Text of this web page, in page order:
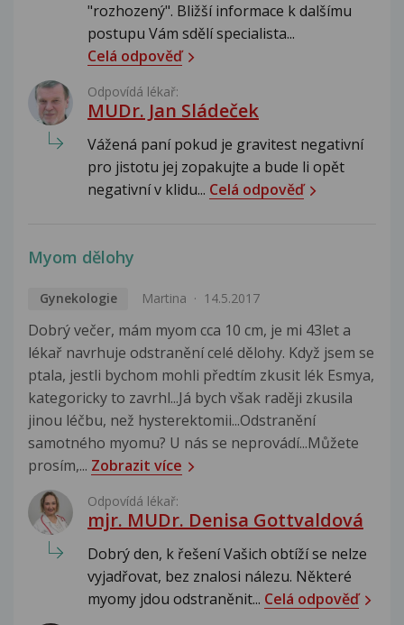
"rozhozený". Bližší informace k dalšímu
postupu Vám sdělí specialista...
Celá odpověď
Odpovídá lékař:
MUDr. Jan Sládeček
Vážená paní pokud je gravitest negativní
pro jistotu jej zopakujte a bude li opět
negativní v klidu... Celá odpověď
Myom dělohy
Gynekologie Martina 14.5.2017
Dobrý večer, mám myom cca 10 cm, je mi 43let a
lékař navrhuje odstranění celé dělohy. Když jsem se
ptala, jestli bychom mohli předtím zkusit lék Esmya,
kategoricky to zavrhl...Já bych však raději zkusila
jinou léčbu, než hysterektomii...Odstranění
samotného myomu? U nás se neprovádí...Můžete
prosím,... Zobrazit více
Odpovídá lékař:
mjr. MUDr. Denisa Gottvaldová
Dobrý den, k řešení Vašich obtíží se nelze
vyjadřovat, bez znalosi nálezu. Některé
myomy jdou odstraněnit... Celá odpověď